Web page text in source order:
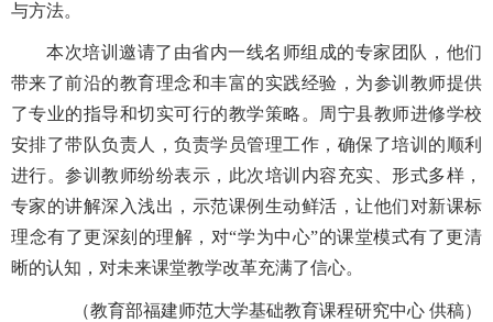
与方法。
本次培训邀请了 由省内一线名师组成的专家团队，他们
带来了前沿的教育理念和丰富的实践经验，为参训教师提供
了专业的指导和切实可行的教学策略。周宁县教师进修学校
安排了带队负责人，负责学员管理工作，确保了培训的顺利
进行。参训教师纷纷表示，此次培训内容充实、形式多样，
专家的讲解深入浅出，示范课例生动鲜活，让他们对新课标
理念有了更深刻的理解，对“学为中心”的课堂模式有了更清
晰的认知，对未来课堂教学改革充满了信心。
（教育部福建师范大学基础教育课程研究中心 供稿）